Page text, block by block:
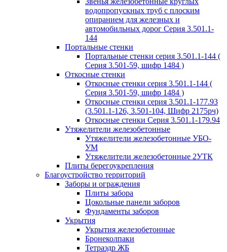
водопропускных труб с плоским
опиранием для железных и
автомобильных дорог Серия 3.501.1-
144
Портальные стенки
Портальные стенки серия 3.501.1-144 (
Серия 3.501-59, шифр 1484 )
Откосные стенки
Откосные стенки серия 3.501.1-144 (
Серия 3.501-59, шифр 1484 )
Откосные стенки серия 3.501.1-177.93
(3.501.1-126, 3.501-104, Шифр 2175рч)
Откосные стенки Серия 3.501.1-179.94
Утяжелители железобетонные
Утяжелители железобетонные УБО-
УМ
Утяжелители железобетонные 2УТК
Плиты берегоукрепления
Благоустройство территорий
Заборы и ограждения
Плиты забора
Цокольные панели заборов
Фундаменты заборов
Укрытия
Укрытия железобетонные
Бронеколпаки
Тетраэдр ЖБ